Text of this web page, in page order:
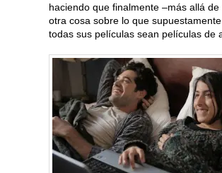
haciendo que finalmente –más allá de
otra cosa sobre lo que
todas sus películas sean películas de